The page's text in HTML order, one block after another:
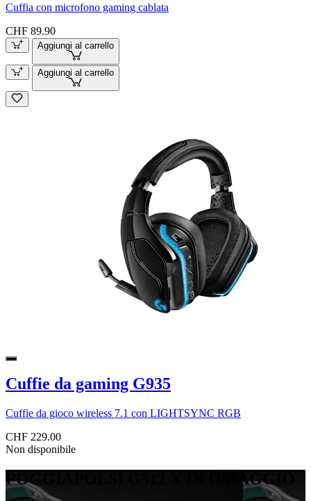
Cuffia con microfono gaming cablata
CHF 89.90
Aggiungi al carrello
Aggiungi al carrello
Cuffie da gaming G935
Cuffie da gioco wireless 7.1 con LIGHTSYNC RGB
CHF 229.00
Non disponibile
POGGIAPOLSI G512 X IN OMAGGIO